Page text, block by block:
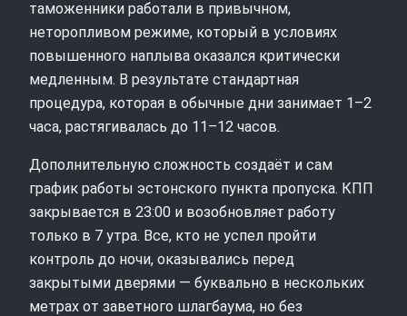
таможенники работали в привычном,
неторопливом режиме, который в условиях
повышенного наплыва оказался критически
медленным. В результате стандартная
процедура, которая в обычные дни занимает 1–2
часа, растягивалась до 11–12 часов.
Дополнительную сложность создаёт и сам
график работы эстонского пункта пропуска. КПП
закрывается в 23:00 и возобновляет работу
только в 7 утра. Все, кто не успел пройти
контроль до ночи, оказывались перед
закрытыми дверями — буквально в нескольких
метрах от заветного шлагбаума, но без